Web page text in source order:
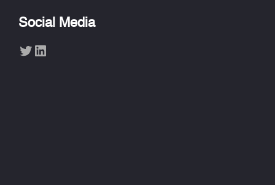
Social Media
Twitter LinkedIn